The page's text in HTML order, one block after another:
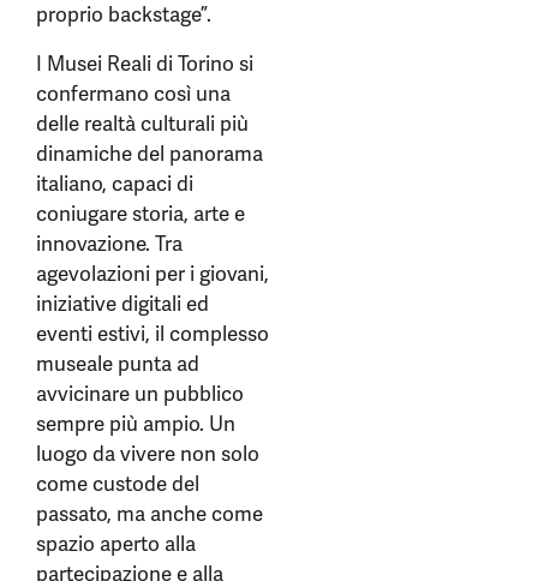
proprio backstage”.
I Musei Reali di Torino si
confermano così una
delle realtà culturali più
dinamiche del panorama
italiano, capaci di
coniugare storia, arte e
innovazione. Tra
agevolazioni per i giovani,
iniziative digitali ed
eventi estivi, il complesso
museale punta ad
avvicinare un pubblico
sempre più ampio. Un
luogo da vivere non solo
come custode del
passato, ma anche come
spazio aperto alla
partecipazione e alla